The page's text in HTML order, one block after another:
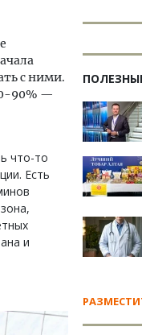
с ними.
90% —
что-то
Есть
и